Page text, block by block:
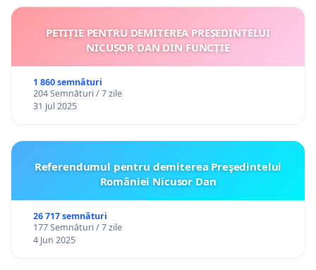
PETIȚIE PENTRU DEMITEREA PREȘEDINTELUI
NICUȘOR DAN DIN FUNCȚIE
1 860 semnături
204 Semnături / 7 zile
31 Jul 2025
Referendumul pentru demiterea Preşedintelui
României Nicusor Dan
26 717 semnături
177 Semnături / 7 zile
4 Jun 2025